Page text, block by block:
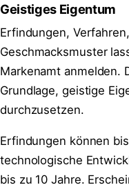
Geistiges Eigentum
Erfindungen,
Geschmacksmuster
Markenamt anmelden.
Grundlage, geistige
durchzusetzen.
Erfindungen können
technologische
bis zu 10 Jahre.